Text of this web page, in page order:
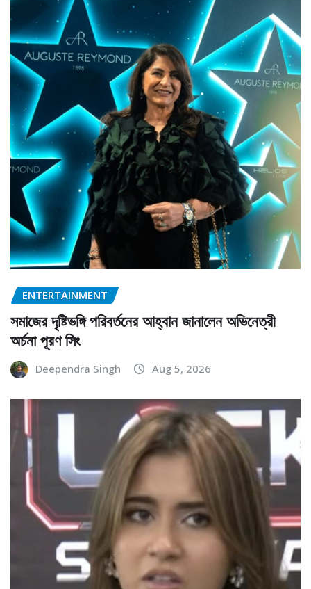
ENTERTAINMENT
সমাজের দৃষ্টিভঙ্গি পরিবর্তনের আহ্বান জানালেন অভিনেত্রী
অর্চনা পূরণ সিং
Deependra Singh Aug 5, 2026